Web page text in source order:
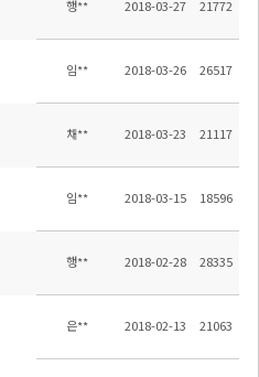
행** 2018-03-27 21772
고 임** 2018-03-26 26517
획 채** 2018-03-23 21117
고 및 홍보 임** 2018-03-15 18596
스쿨버스차량탑승자 명단
행** 2018-02-28 28335
관리 용역 입찰공고
은** 2018-02-13 21063